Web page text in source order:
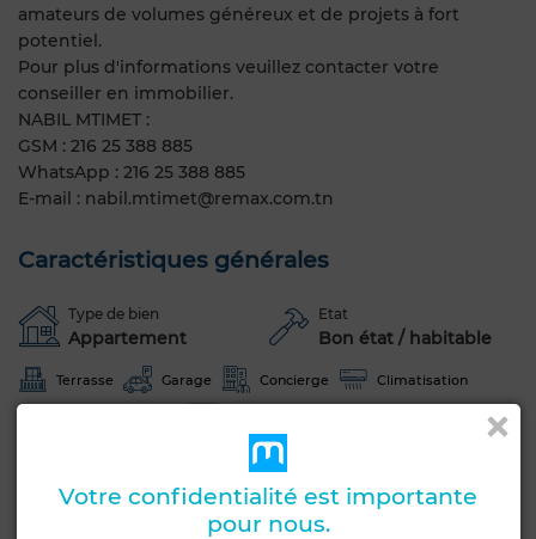
amateurs de volumes généreux et de projets à fort
potentiel.
Pour plus d'informations veuillez contacter votre
conseiller en immobilier.
NABIL MTIMET :
GSM : 216 25 388 885
WhatsApp : 216 25 388 885
E-mail : nabil.mtimet@remax.com.tn
Caractéristiques générales
Type de bien
Appartement
Etat
Bon état / habitable
Terrasse Garage Concierge Climatisation
Votre confidentialité est importante
pour nous.